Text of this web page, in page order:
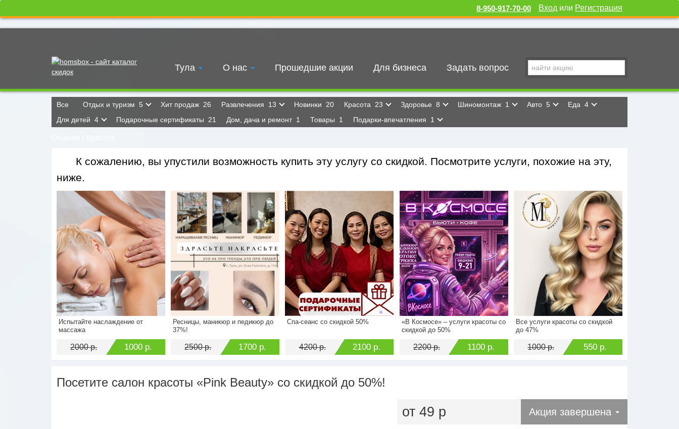
Вход или Регистрация
8-950-917-70-00
Тула О нас Прошедшие акции Для бизнеса Задать вопрос
Все Отдых и туризм 5 Хит продаж 26 Развлечения 13 Новинки 20 Красота 23 Здоровье 8 Шиномонтаж 1 Авто 5 Еда 4
Для детей 4 Подарочные сертификаты 21 Дом, дача и ремонт 1 Товары 1 Подарки-впечатления 1
К сожалению, вы упустили возможность купить эту услугу со скидкой. Посмотрите услуги, похожие на эту,
ниже.
Стоимость
2000 р.
Экономия
Испытайте наслаждение от
массажа
2000 р. 1000 р.
Стоимость
2500 р.
Экономия
Ресницы, маникюр и педикюр до
37%!
2500 р. 1700 р.
Стоимость
4200 р.
Спа-сеанс со скидкой 50%
4200 р. 2100 р.
Стоимость
2200 р.
Экономия
«В Космосе» – услуги красоты со
скидкой до 50%
2200 р. 1100 р.
Стоимость
1000 р.
Экономия
Все услуги красоты со скидкой
до 47%
1000 р. 550 р.
Посетите салон красоты «Pink Beauty» со скидкой до 50%!
от 49 р Акция завершена